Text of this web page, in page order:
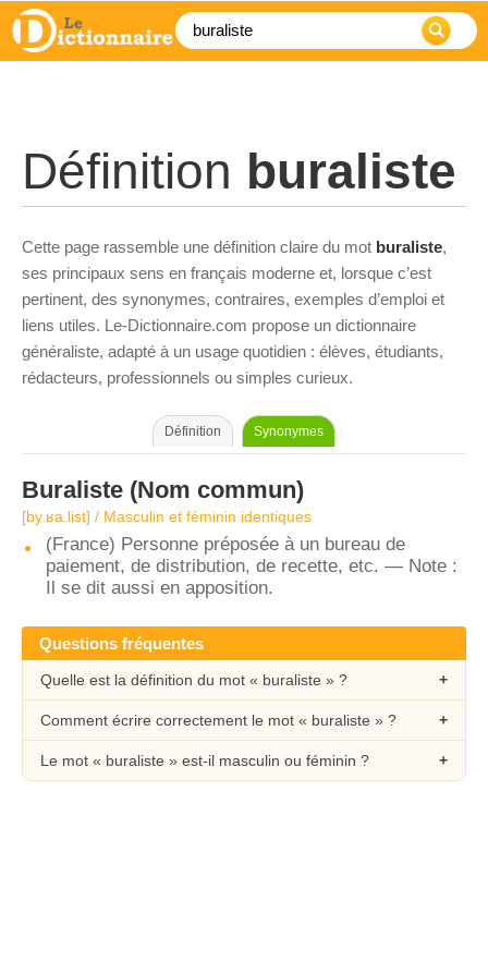
Définition buraliste
Cette page rassemble une définition claire du mot buraliste,
ses principaux sens en français moderne et, lorsque c’est
pertinent, des synonymes, contraires, exemples d’emploi et
liens utiles. Le-Dictionnaire.com propose un dictionnaire
généraliste, adapté à un usage quotidien : élèves, étudiants,
rédacteurs, professionnels ou simples curieux.
Définition Synonymes
Buraliste (Nom commun)
[by.ʁa.list] / Masculin et féminin identiques
(France) Personne préposée à un bureau de
paiement, de distribution, de recette, etc. — Note :
Il se dit aussi en apposition.
Questions fréquentes
Quelle est la définition du mot « buraliste » ?
Comment écrire correctement le mot « buraliste » ?
Le mot « buraliste » est-il masculin ou féminin ?